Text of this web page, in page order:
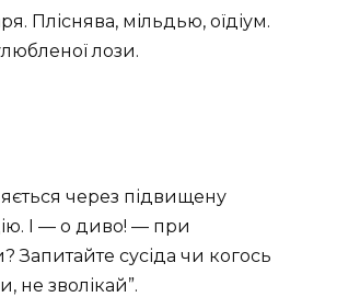
Пліснява, мільдью, оїдіум.
лози.
через підвищену
І — о диво! — при
Запитайте сусіда чи когось
не зволікай”.